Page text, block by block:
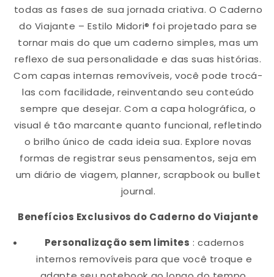
todas as fases de sua jornada criativa. O Caderno
do Viajante – Estilo Midori® foi projetado para se
tornar mais do que um caderno simples, mas um
reflexo de sua personalidade e das suas histórias.
Com capas internas removíveis, você pode trocá-
las com facilidade, reinventando seu conteúdo
sempre que desejar. Com a capa holográfica, o
visual é tão marcante quanto funcional, refletindo
o brilho único de cada ideia sua. Explore novas
formas de registrar seus pensamentos, seja em
um diário de viagem, planner, scrapbook ou bullet
journal.
Benefícios Exclusivos do Caderno do Viajante
Personalização sem limites : cadernos
internos removíveis para que você troque e